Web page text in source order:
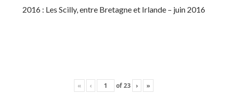
2016 : Les Scilly, entre Bretagne et Irlande – juin 2016
« ‹ of23 › »